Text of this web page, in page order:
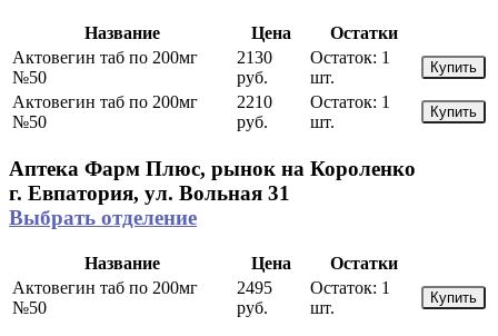
Название Цена
Остатки
Актовегин таб по 200мг
№50
2130
руб.
Остаток: 1
шт.
Купить
Актовегин таб по 200мг
№50
2210
руб.
Остаток: 1
шт.
Купить
Аптека Фарм Плюс, рынок на Короленко
г. Евпатория, ул. Вольная 31
Выбрать отделение
Название Цена
Остатки
Актовегин таб по 200мг
№50
2495
руб.
Остаток: 1
шт.
Купить